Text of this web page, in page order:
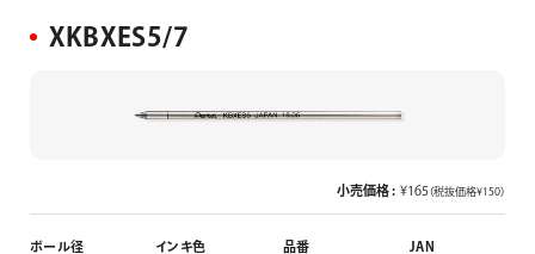
XKBXES5/7
小売価格 : ¥165（税抜価格¥150）
ボール径 インキ色 品番 JAN